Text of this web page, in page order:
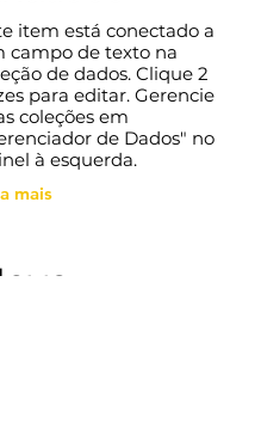
item está conectado a
campo de texto na
de dados. Clique 2
para editar. Gerencie
coleções em
de Dados" no
à esquerda.
mais